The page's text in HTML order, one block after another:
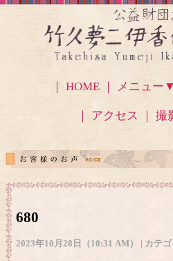
｜ HOME ｜ メニュー▼
｜ アクセス ｜ 撮
680
2023年10月28日（10:31 AM） | カテゴ